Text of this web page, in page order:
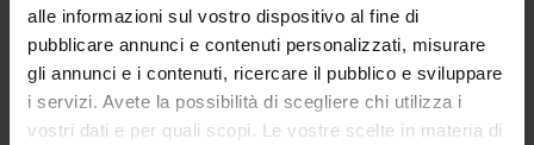
alle informazioni sul vostro dispositivo al fine di
pubblicare annunci e contenuti personalizzati, misurare
gli annunci e i contenuti, ricercare il pubblico e sviluppare
i servizi. Avete la possibilità di scegliere chi utilizza i
vostri dati e per quali scopi. Le vostre scelte in materia di
GOLDZINK, Jean, «C’est déjà la Révolution en action», in
LIGIER-DEGAUQUE, Isabelle, Lectures de Beaumarchais,
Rennes, Presses Universitaires de Rennes, 2015, pp. 53-69;
AA.VV., La Folle journée ou Le Mariage de Figaro. Pour le
Bicentenaire de la Révolution française, numéro spécial de